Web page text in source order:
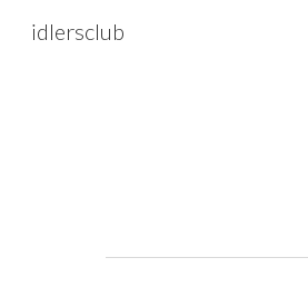
idlersclub